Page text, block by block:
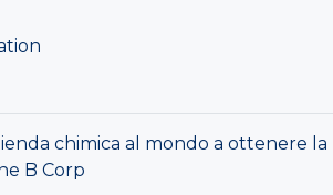
chimica al mondo a ottenere la
B Corp